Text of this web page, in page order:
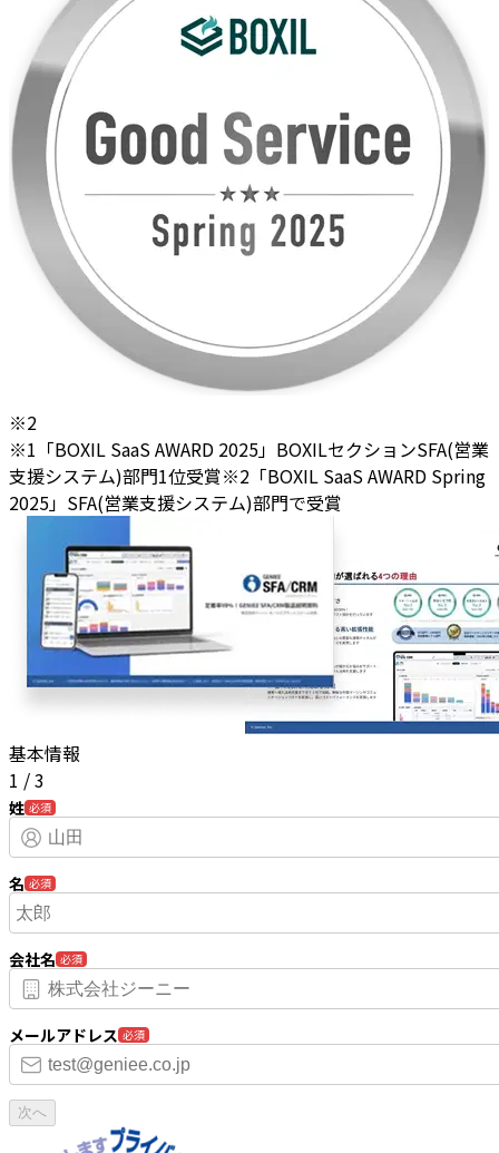
※2
※1「BOXIL SaaS AWARD 2025」BOXILセクションSFA(営業
支援システム)部門1位受賞※2「BOXIL SaaS AWARD Spring
2025」SFA(営業支援システム)部門で受賞
基本情報
1 /3
姓 必須
名 必須
会社名 必須
メールアドレス 必須
次へ